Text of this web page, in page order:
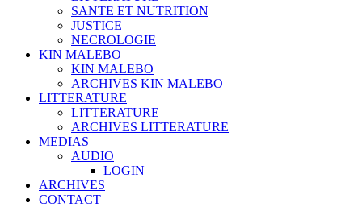
SANTE ET NUTRITION
JUSTICE
NECROLOGIE
KIN MALEBO
KIN MALEBO
ARCHIVES KIN MALEBO
LITTERATURE
LITTERATURE
ARCHIVES LITTERATURE
MEDIAS
AUDIO
LOGIN
ARCHIVES
CONTACT